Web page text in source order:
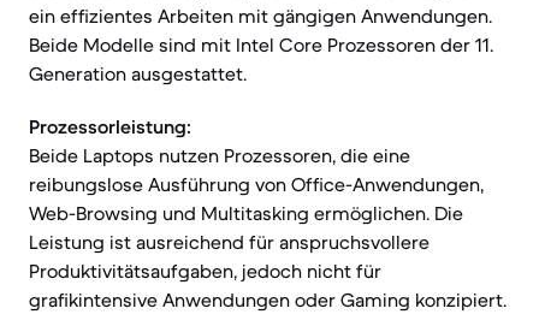
ein effizientes Arbeiten mit gängigen Anwendungen.
Beide Modelle sind mit Intel Core Prozessoren der 11.
Generation ausgestattet.
Prozessorleistung:
Beide Laptops nutzen Prozessoren, die eine
reibungslose Ausführung von Office-Anwendungen,
Web-Browsing und Multitasking ermöglichen. Die
Leistung ist ausreichend für anspruchsvollere
Produktivitätsaufgaben, jedoch nicht für
grafikintensive Anwendungen oder Gaming konzipiert.